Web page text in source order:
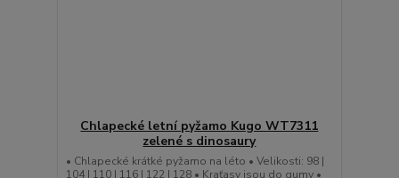
Chlapecké letní pyžamo Kugo WT7311
zelené s dinosaury
• Chlapecké krátké pyžamo na léto • Velikosti: 98 |
104 | 110 | 116 | 122 | 128 • Kraťasy jsou do gumy •